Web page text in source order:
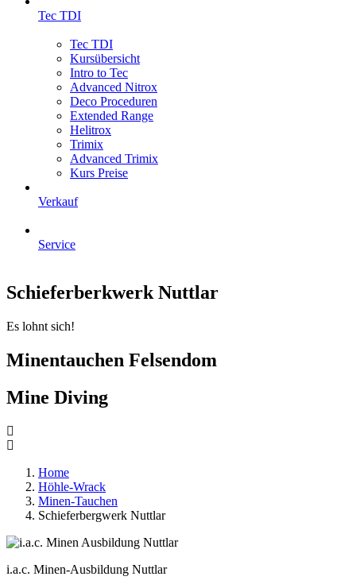
Tec TDI
Tec TDI
Kursübersicht
Intro to Tec
Advanced Nitrox
Deco Proceduren
Extended Range
Helitrox
Trimix
Advanced Trimix
Kurs Preise
Verkauf
Service
Schieferberkwerk Nuttlar
Es lohnt sich!
Minentauchen Felsendom
Mine Diving
Home
Höhle-Wrack
Minen-Tauchen
Schieferbergwerk Nuttlar
i.a.c. Minen-Ausbildung Nuttlar